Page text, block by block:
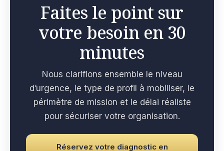
Faites le point sur
votre besoin en 30
minutes
Nous clarifions ensemble le niveau
d’urgence, le type de profil à mobiliser, le
périmètre de mission et le délai réaliste
pour sécuriser votre organisation.
Réservez votre diagnostic en